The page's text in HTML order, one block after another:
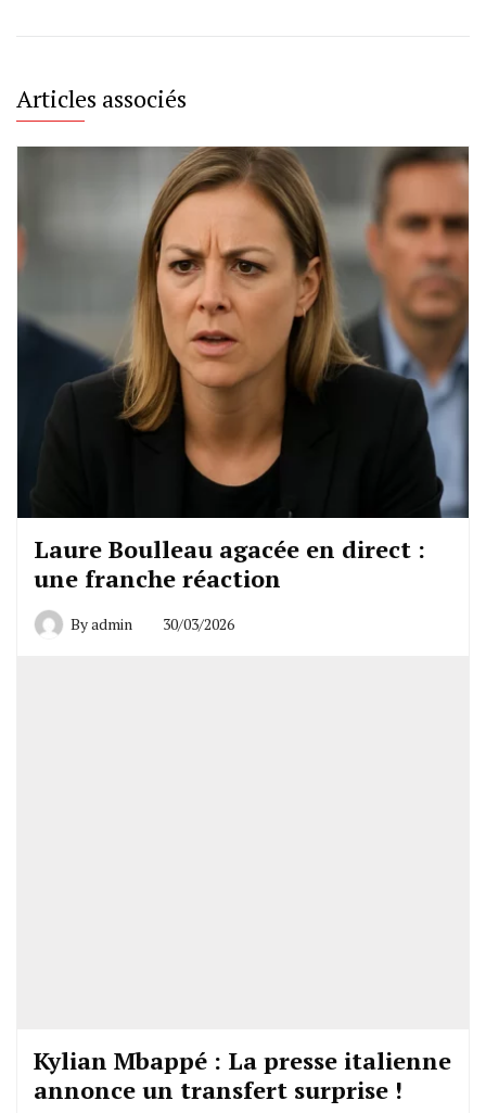
Articles associés
Laure Boulleau agacée en direct :
une franche réaction
Byadmin 30/03/2026
Kylian Mbappé : La presse italienne
annonce un transfert surprise !